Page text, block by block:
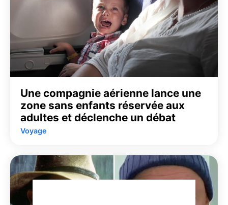
Une compagnie aérienne lance une
zone sans enfants réservée aux
adultes et déclenche un débat
Voyage